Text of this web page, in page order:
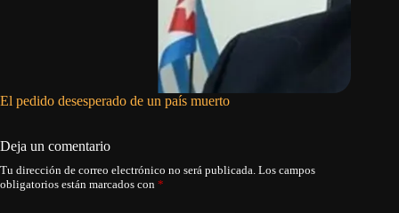
El pedido desesperado de un país muerto
Deja un comentario
Tu dirección de correo electrónico no será publicada. Los campos
obligatorios están marcados con *